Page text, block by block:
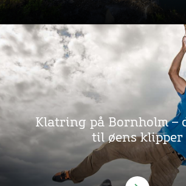
Klatring på Bornholm –
til øens klipper